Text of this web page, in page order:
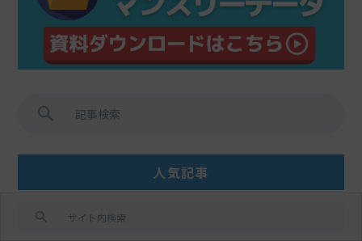
人気記事
年ルールとは？ 〜オーナーが知っておき